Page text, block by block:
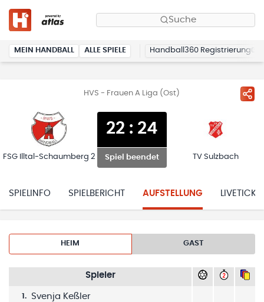
Suche
MEIN HANDBALL ALLE SPIELE Handball360 Registrierung
HVS - Frauen A Liga (Ost)
FSG Illtal-Schaumberg 2
22 : 24
Spiel beendet TV Sulzbach
SPIELINFO SPIELBERICHT AUFSTELLUNG
HEIM GAST
Spieler
1. Svenja Keßler